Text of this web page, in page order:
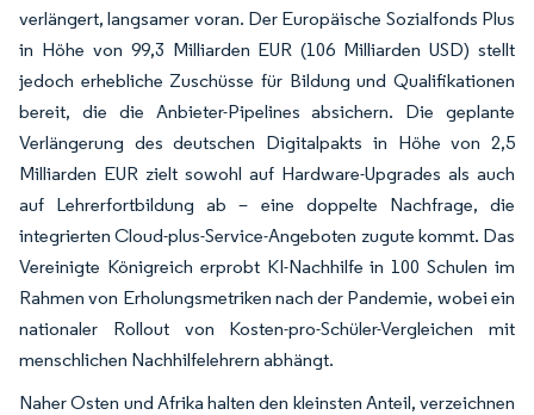
verlängert, langsamer voran. Der Europäische Sozialfonds Plus
in Höhe von 99,3 Milliarden EUR (106 Milliarden USD) stellt
jedoch erhebliche Zuschüsse für Bildung und Qualifikationen
bereit, die die Anbieter-Pipelines absichern. Die geplante
Verlängerung des deutschen Digitalpakts in Höhe von 2,5
Milliarden EUR zielt sowohl auf Hardware-Upgrades als auch
auf Lehrerfortbildung ab – eine doppelte Nachfrage, die
integrierten Cloud-plus-Service-Angeboten zugute kommt. Das
Vereinigte Königreich erprobt KI-Nachhilfe in 100 Schulen im
Rahmen von Erholungsmetriken nach der Pandemie, wobei ein
nationaler Rollout von Kosten-pro-Schüler-Vergleichen mit
menschlichen Nachhilfelehrern abhängt.
Naher Osten und Afrika halten den kleinsten Anteil, verzeichnen